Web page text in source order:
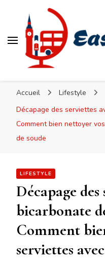
Accueil
Lifestyle
Décapage des serviettes
Comment bien nettoyer
de soude
LIFESTYLE
Décapage
bicarbonate
Comment
serviettes